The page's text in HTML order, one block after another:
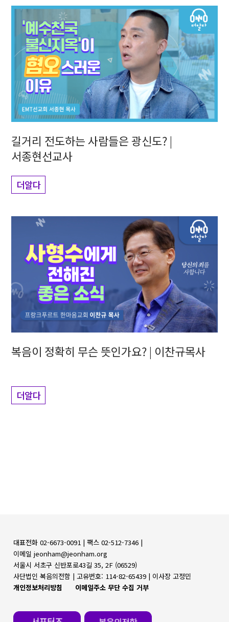
길거리 전도하는 사람들은 광신도? |
서종현선교사
더알다
복음이 정확히 무슨 뜻인가요? | 이찬규목사
더알다
대표전화 02-6673-0091 | 팩스 02-512-7346 |
이메일 jeonham@jeonham.org
서울시 서초구 신반포로43길 35, 2F (06529)
사단법인 복음의전함 | 고유번호: 114-82-65439 | 이사장 고정민
개인정보처리방침
이메일주소 무단 수집 거부